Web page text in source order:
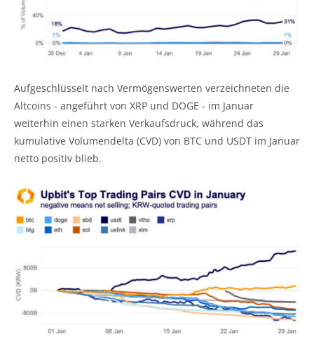
Aufgeschlüsselt nach Vermögenswerten verzeichneten die
Altcoins - angeführt von XRP und DOGE - im Januar
weiterhin einen starken Verkaufsdruck, während das
kumulative Volumendelta (CVD) von BTC und USDT im Januar
netto positiv blieb.